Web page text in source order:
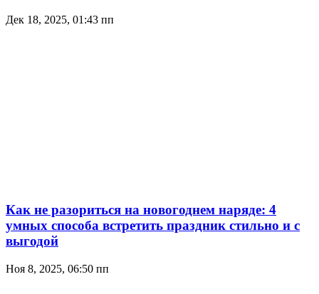
Дек 18, 2025, 01:43 пп
Как не разориться на новогоднем наряде: 4
умных способа встретить праздник стильно и с
выгодой
Ноя 8, 2025, 06:50 пп